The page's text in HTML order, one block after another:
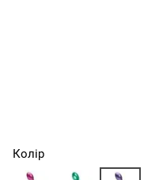
Колір